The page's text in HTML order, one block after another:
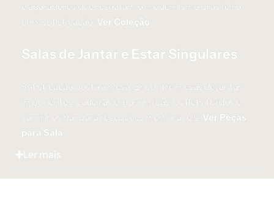
e aparadores que resgatam o modernismo brasileiro
com sofisticação. Ver Coleção
Salas de Jantar e Estar Singulares
Sofisticação posta à mesa. Encontre mesas de jantar
imponentes, cadeiras ergonômicas, buffets fluidos e
carrinhos bar para recepções memoráveis. Ver Peças
para Sala
Ler mais